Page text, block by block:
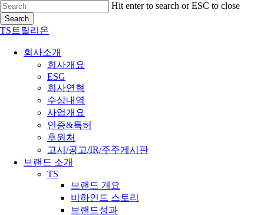
Skip
to
main
content
Hit enter to search or ESC to close
Search
Close
TS트릴리온
search
Menu
회사소개
회사개요
ESG
회사연혁
수상내역
사업개요
인증&특허
후원처
고시/공고/IR/주주게시판
브랜드 소개
TS
브랜드 개요
비하인드 스토리
브랜드성과